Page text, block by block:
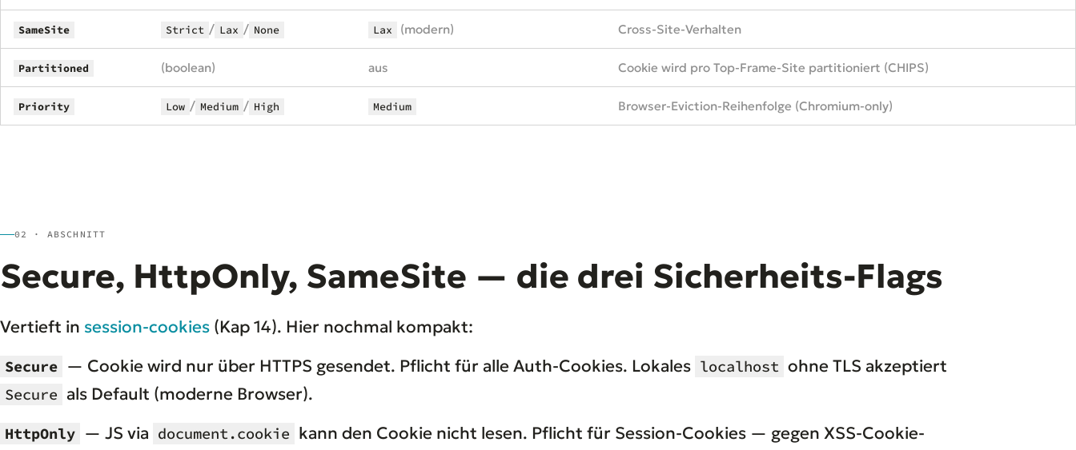
SameSite Strict / Lax / None Lax (modern) Cross-Site-Verhalten
Partitioned (boolean) aus Cookie wird pro Top-Frame-Site partitioniert (CHIPS)
Priority Low / Medium / High Medium Browser-Eviction-Reihenfolge (Chromium-only)
02 · ABSCHNITT
Secure, HttpOnly, SameSite — die drei Sicherheits-Flags
Vertieft in session-cookies (Kap 14). Hier nochmal kompakt:
Secure — Cookie wird nur über HTTPS gesendet. Pflicht für alle Auth-Cookies. Lokales localhost ohne TLS akzeptiert
Secure als Default (moderne Browser).
HttpOnly — JS via document.cookie kann den Cookie nicht lesen. Pflicht für Session-Cookies — gegen XSS-Cookie-